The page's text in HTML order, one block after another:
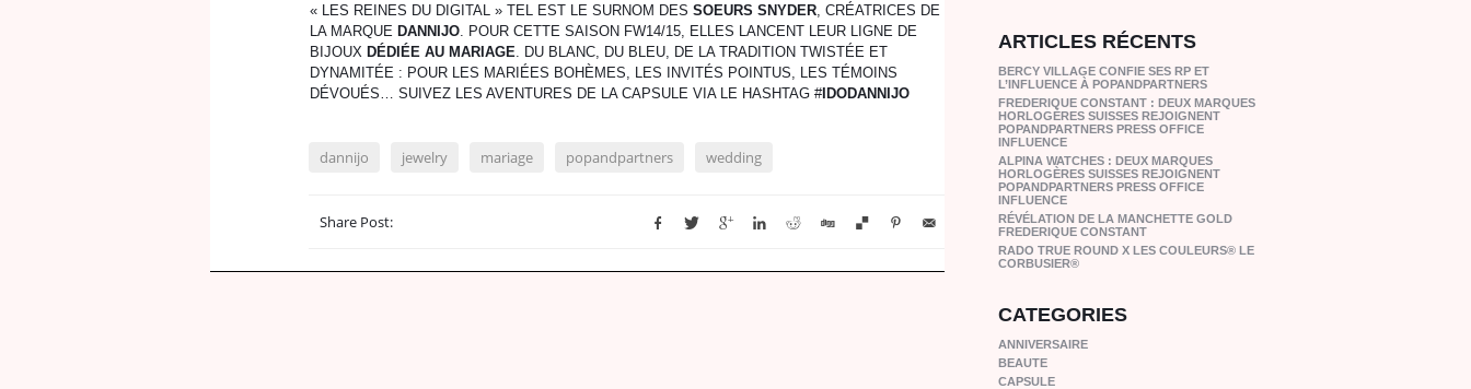
« LES REINES DU DIGITAL » TEL EST LE SURNOM DESSOEURS SNYDER, CRÉATRICES DE
LA MARQUE DANNIJO. POUR CETTE SAISON FW14/15, ELLES LANCENT LEUR LIGNE DE
BIJOUX DÉDIÉE AU MARIAGE. DU BLANC, DU BLEU, DE LA TRADITION TWISTÉE ET
DYNAMITÉE : POUR LES MARIÉES BOHÈMES, LES INVITÉS POINTUS, LES TÉMOINS
DÉVOUÉS… SUIVEZ LES AVENTURES DE LA CAPSULE VIA LE HASHTAG #IDODANNIJO
dannijo jewelry mariage popandpartners wedding
Share Post:
ARTICLES RÉCENTS
BERCY VILLAGE CONFIE SES RP ET
L’INFLUENCE À POPANDPARTNERS
FREDERIQUE CONSTANT : DEUX MARQUES
HORLOGÈRES SUISSES REJOIGNENT
POPANDPARTNERS PRESS OFFICE
INFLUENCE
ALPINA WATCHES : DEUX MARQUES
HORLOGÈRES SUISSES REJOIGNENT
POPANDPARTNERS PRESS OFFICE
INFLUENCE
RÉVÉLATION DE LA MANCHETTE GOLD
FREDERIQUE CONSTANT
RADO TRUE ROUND X LES COULEURS® LE
CORBUSIER®
CATEGORIES
ANNIVERSAIRE
BEAUTE
CAPSULE